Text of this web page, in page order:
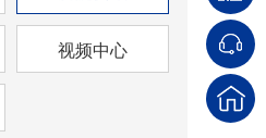
视频中心